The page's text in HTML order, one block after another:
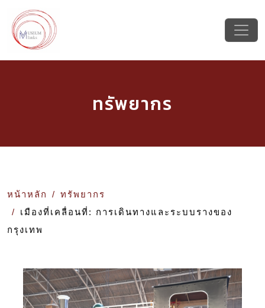
ทรัพยากร
หน้าหลัก
ทรัพยากร
เมืองที่เคลื่อนที่: การเดินทางและระบบรางของ
กรุงเทพ